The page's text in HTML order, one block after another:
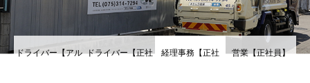
プライバシーポリシー
ドライバー【アル ドライバー【正社 経理事務【正社 営業【正社員】